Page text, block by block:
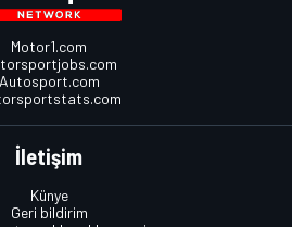
Motor1.com
Autosport.com
İletişim
Künye
Geri bildirim